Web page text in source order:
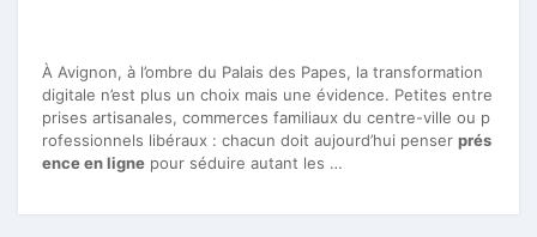
À Avignon, à l’ombre du Palais des Papes, la transformation
digitale n’est plus un choix mais une évidence. Petites entre
prises artisanales, commerces familiaux du centre-ville ou p
rofessionnels libéraux : chacun doit aujourd’hui penser prés
ence en ligne pour séduire autant les …